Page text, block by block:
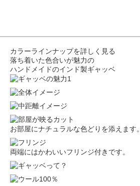
カラーラインナップを詳しく見る
落ち着いた色合いが魅力の
ハンドメイドのインド製ギャッベ
お部屋にナチュラルな色どりを添えます。
両端にはかわいいフリンジ付きです。